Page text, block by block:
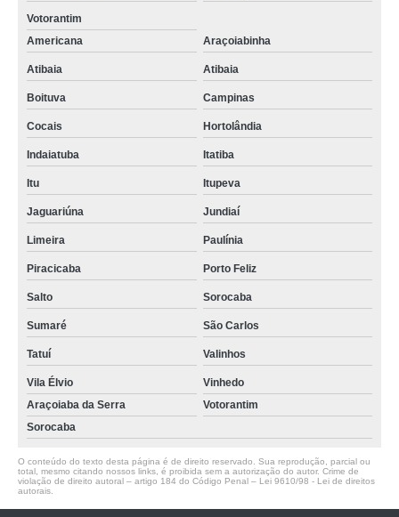
Votorantim
Americana
Araçoiabinha
Atibaia Atibaia
Boituva Campinas
Cocais Hortolândia
Indaiatuba Itatiba
Itu Itupeva
Jaguariúna Jundiaí
Limeira Paulínia
Piracicaba Porto Feliz
Salto Sorocaba
Sumaré São Carlos
Tatuí Valinhos
Vila Élvio
Vinhedo
Araçoiaba da Serra
Votorantim
Sorocaba
O conteúdo do texto desta página é de direito reservado. Sua reprodução, parcial ou
total, mesmo citando nossos links, é proibida sem a autorização do autor. Crime de
violação de direito autoral – artigo 184 do Código Penal – Lei 9610/98 - Lei de direitos
autorais